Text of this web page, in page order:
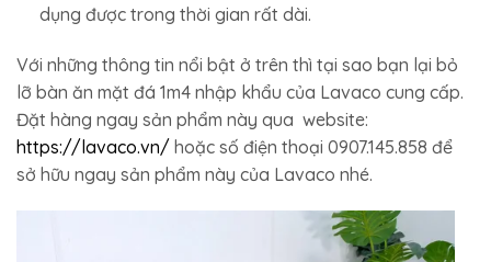
dụng được trong thời gian rất dài.
Với những thông tin nổi bật ở trên thì tại sao bạn lại bỏ
lỡ bàn ăn mặt đá 1m4 nhập khẩu của Lavaco cung cấp.
Đặt hàng ngay sản phẩm này qua website:
https://lavaco.vn/ hoặc số điện thoại 0907.145.858 để
sở hữu ngay sản phẩm này của Lavaco nhé.